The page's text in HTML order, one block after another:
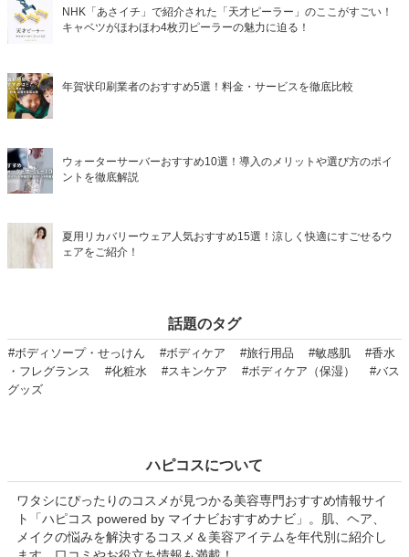
NHK「あさイチ」で紹介された「天才ピーラー」のここがすごい！
キャベツがほわほわ4枚刃ピーラーの魅力に迫る！
年賀状印刷業者のおすすめ5選！料金・サービスを徹底比較
ウォーターサーバーおすすめ10選！導入のメリットや選び方のポイ
ントを徹底解説
夏用リカバリーウェア人気おすすめ15選！涼しく快適にすごせるウ
ェアをご紹介！
話題のタグ
#ボディソープ・せっけん #ボディケア #旅行用品 #敏感肌
#香水
・フレグランス
#化粧水 #スキンケア #ボディケア（保湿）
#バス
グッズ
ハピコスについて
ワタシにぴったりのコスメが見つかる美容専門おすすめ情報サイ
ト「ハピコス powered by マイナビおすすめナビ」。肌、ヘア、
メイクの悩みを解決するコスメ＆美容アイテムを年代別に紹介し